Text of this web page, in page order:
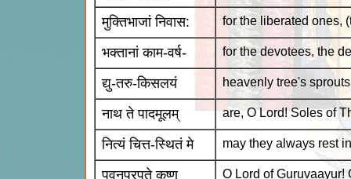
मुक्तिभाजां निवास: for the liberated ones,
भक्तानां काम-वर्ष- for the devotees, the
द्यु-तरु-किसलयं heavenly tree's sprouts
नाथ ते पादमूलम् are, O Lord! Soles of
नित्यं चित्त-स्थितं मे may they always rest
पवनपुरपते कृष्ण O Lord of Guruvaayur!